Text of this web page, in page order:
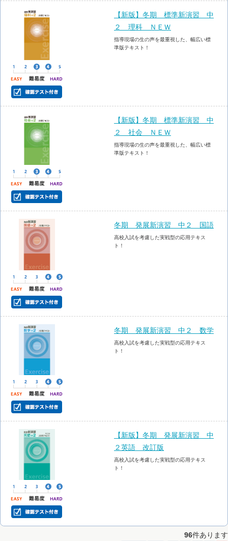
【新版】冬期 標準新演習 中
２ 理科 ＮＥＷ
指導現場の生の声を最重視した、幅広い標
準版テキスト！
【新版】冬期 標準新演習 中
２ 社会 ＮＥＷ
指導現場の生の声を最重視した、幅広い標
準版テキスト！
冬期 発展新演習 中２ 国語
高校入試を考慮した実戦型の応用テキス
ト！
冬期 発展新演習 中２ 数学
高校入試を考慮した実戦型の応用テキス
ト！
【新版】冬期 発展新演習 中
２英語 改訂版
高校入試を考慮した実戦型の応用テキス
ト！
96件あります